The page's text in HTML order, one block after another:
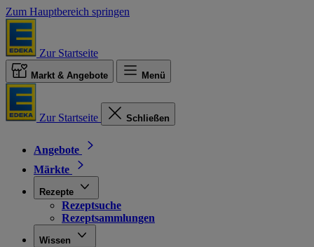
Zum Hauptbereich springen
Zur Startseite
Markt & Angebote Menü
Zur Startseite Schließen
Angebote
Märkte
Rezepte
Rezeptsuche
Rezeptsammlungen
Wissen